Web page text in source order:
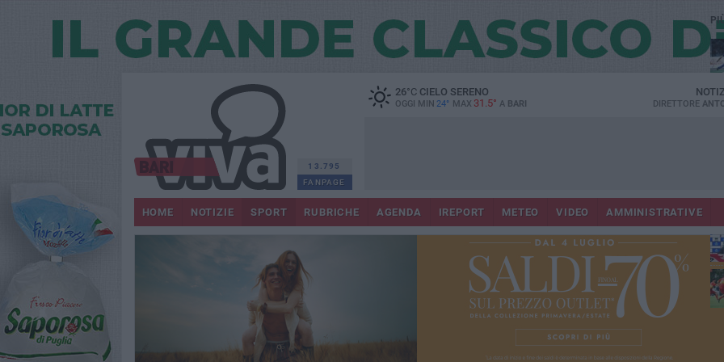
13.795
FANPAGE
26°CCIELO SERENO
OGGI MIN 24° MAX 31.5° A BARI DIRETTORE
HOME NOTIZIE SPORT RUBRICHE AGENDA IREPORT METEO VIDEO AMMINISTRATIVE